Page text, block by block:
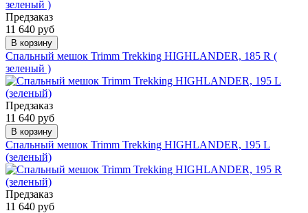
Предзаказ
11 640 руб
В корзину
Спальный мешок Trimm Trekking HIGHLANDER, 185 R (
зеленый )
Предзаказ
11 640 руб
В корзину
Спальный мешок Trimm Trekking HIGHLANDER, 195 L
(зеленый)
Предзаказ
11 640 руб